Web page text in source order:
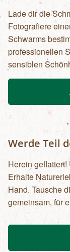
Lade dir die
Fotografiere
Schwarms
professionellen
sensiblen
Werde Teil
Herein
Erhalte
Hand. Tausche
gemeinsam, für